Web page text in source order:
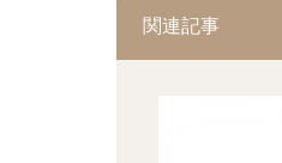
関連記事